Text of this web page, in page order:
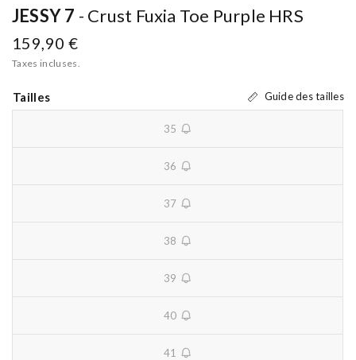
JESSY 7 Crust Fuxia Toe Purple HRS
159,90 €
Taxes incluses.
Tailles Guide des tailles
35
unavailable
36
unavailable
37
unavailable
38
unavailable
39
unavailable
40
unavailable
41